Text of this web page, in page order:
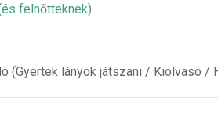
felnőtteknek)
(Gyertek lányok játszani / Kiolvasó /